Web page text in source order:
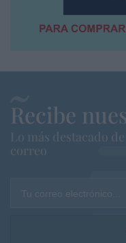
Recibe
Lo más destacado
correo
Tu correo electrónico...